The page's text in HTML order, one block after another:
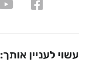
עשוי לעניין אותך: